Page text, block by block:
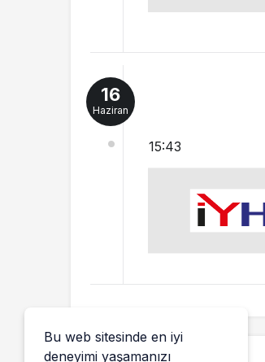
16
Haziran
15:43
Bu web sitesinde en iyi
deneyimi yaşamanızı